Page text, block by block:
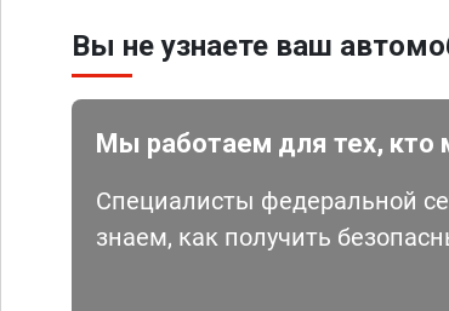
Вы не узнаете ваш
Мы работаем для тех, кто
Специалисты федеральной
знаем, как получить